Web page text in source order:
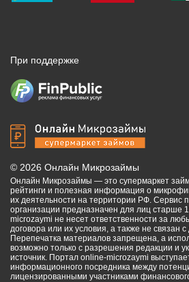
При поддержке
© 2026 Онлайн Микрозаймы
Онлайн Микрозаймы — это супермаркет
рейтинги и полезная информация о
их деятельности на территории РФ. Сервис
организации предназначен для лиц старше
microzaymi не несет ответственности за
договора или их условия, а также не связан
Перепечатка материалов запрещена, а
возможно только с разрешения редакции и
источник. Портал online-microzaymi
информационного посредника между
лицензированными участниками